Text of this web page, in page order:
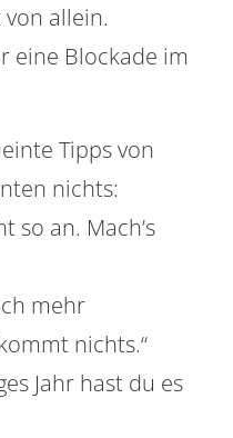
allein.
eine Blockade im
Tipps von
nichts:
so an. Mach’s
mehr
nichts.“
Jahr hast du es